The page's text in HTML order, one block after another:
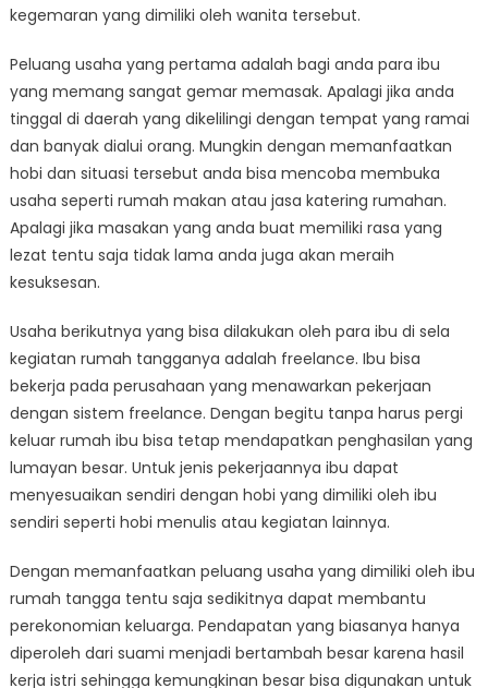
kegemaran yang dimiliki oleh wanita tersebut.
Peluang usaha yang pertama adalah bagi anda para ibu
yang memang sangat gemar memasak. Apalagi jika anda
tinggal di daerah yang dikelilingi dengan tempat yang ramai
dan banyak dialui orang. Mungkin dengan memanfaatkan
hobi dan situasi tersebut anda bisa mencoba membuka
usaha seperti rumah makan atau jasa katering rumahan.
Apalagi jika masakan yang anda buat memiliki rasa yang
lezat tentu saja tidak lama anda juga akan meraih
kesuksesan.
Usaha berikutnya yang bisa dilakukan oleh para ibu di sela
kegiatan rumah tangganya adalah freelance. Ibu bisa
bekerja pada perusahaan yang menawarkan pekerjaan
dengan sistem freelance. Dengan begitu tanpa harus pergi
keluar rumah ibu bisa tetap mendapatkan penghasilan yang
lumayan besar. Untuk jenis pekerjaannya ibu dapat
menyesuaikan sendiri dengan hobi yang dimiliki oleh ibu
sendiri seperti hobi menulis atau kegiatan lainnya.
Dengan memanfaatkan peluang usaha yang dimiliki oleh ibu
rumah tangga tentu saja sedikitnya dapat membantu
perekonomian keluarga. Pendapatan yang biasanya hanya
diperoleh dari suami menjadi bertambah besar karena hasil
kerja istri sehingga kemungkinan besar bisa digunakan untuk